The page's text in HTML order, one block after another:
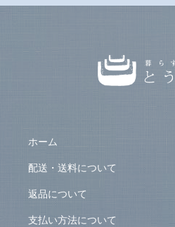
ホーム
配送・送料について
返品について
支払い方法について